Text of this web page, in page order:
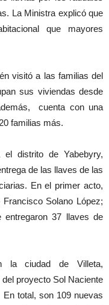
La Ministra explicó que
que mayores
visitó a las familias del
sus viviendas desde
cuenta con una
familias más.
distrito de Yabebyry,
de las llaves de las
En el primer acto,
Solano López;
37 llaves de
la ciudad de Villeta,
proyecto Sol Naciente
total, son 109 nuevas